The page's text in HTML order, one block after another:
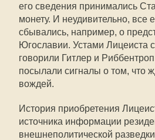
его сведения принимались
монету. И неудивительно, все
сбывались, например, о
Югославии. Устами Лицеиста
говорили Гитлер и
посылали сигналы о том, что
вождей.
История приобретения
источника информации
внешнеполитической